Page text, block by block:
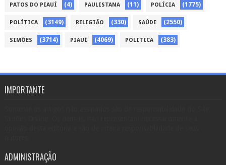
PATOS DO PIAUÍ (4) PAULISTANA (11) POLÍCIA (1775)
POLÍTICA (3149) RELIGIÃO (330) SAÚDE (2550)
SIMÕES (3714) PIAUÍ (4069) POLITICA (383)
IMPORTANTE
ADMINISTRAÇÃO